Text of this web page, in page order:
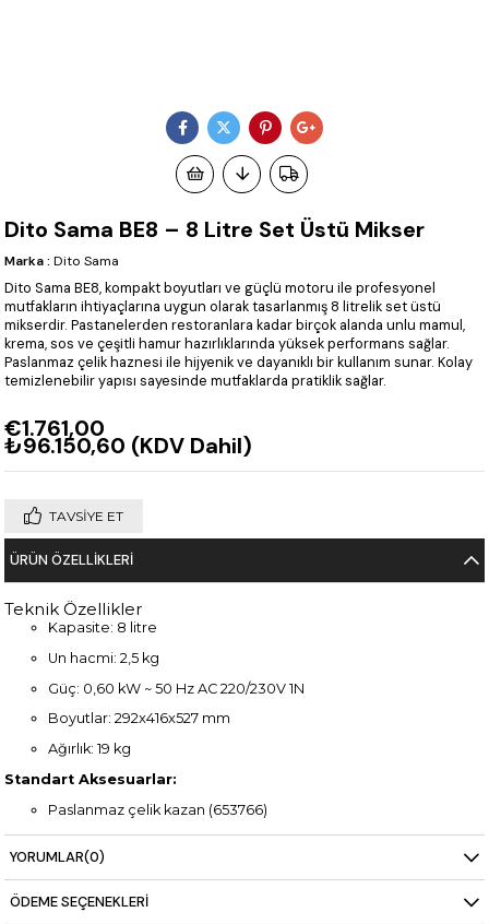
Dito Sama BE8 – 8 Litre Set Üstü Mikser
Marka : Dito Sama
Dito Sama BE8, kompakt boyutları ve güçlü motoru ile profesyonel
mutfakların ihtiyaçlarına uygun olarak tasarlanmış 8 litrelik set üstü
mikserdir. Pastanelerden restoranlara kadar birçok alanda unlu mamul,
krema, sos ve çeşitli hamur hazırlıklarında yüksek performans sağlar.
Paslanmaz çelik haznesi ile hijyenik ve dayanıklı bir kullanım sunar. Kolay
temizlenebilir yapısı sayesinde mutfaklarda pratiklik sağlar.
€1.761,00
₺96.150,60 (KDV Dahil)
TAVSIYE ET
ÜRÜN ÖZELLIKLERI
Teknik Özellikler
Kapasite: 8 litre
Un hacmi: 2,5 kg
Güç: 0,60 kW ~ 50 Hz AC 220/230V 1N
Boyutlar: 292x416x527 mm
Ağırlık: 19 kg
Standart Aksesuarlar:
Paslanmaz çelik kazan (653766)
Paslanmaz çelik kanca (653767)
Paslanmaz çelik çırpıcı (653769)
YORUMLAR(0)
ÖDEME SEÇENEKLERI